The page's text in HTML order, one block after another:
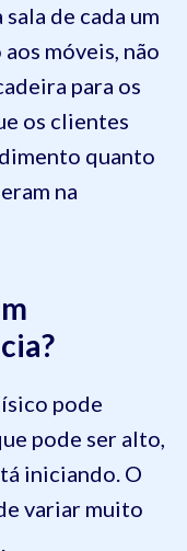
de cada um
móveis, não
para os
os clientes
quanto
na
pode
pode ser alto,
iniciando. O
variar muito